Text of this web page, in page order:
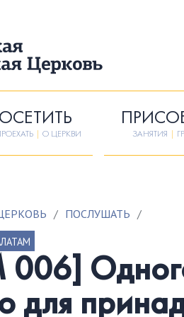
| О ЦЕРКВИ ЗАНЯТИЯ |
/ ПОСЛУШАТЬ /
для